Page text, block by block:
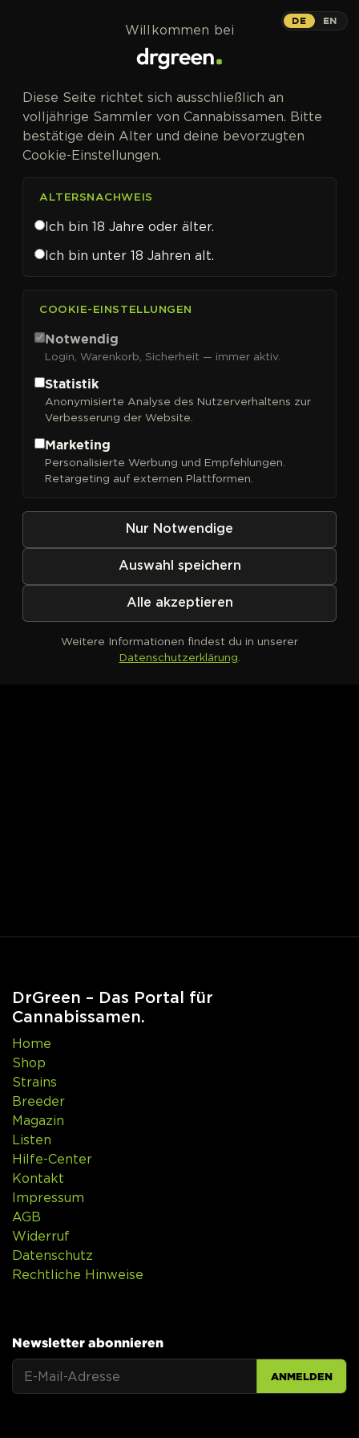
In House Genetics
Sortieren nach
Kein Produkt definiert
DrGreen – Das Portal für
Cannabissamen.
Home
Shop
Strains
Breeder
Magazin
Listen
Hilfe-Center
Kontakt
Impressum
AGB
Widerruf
Datenschutz
Rechtliche Hinweise
Newsletter abonnieren
ANMELDEN
DE EN
Willkommen bei
Diese Seite richtet sich ausschließlich an
volljährige Sammler von Cannabissamen. Bitte
bestätige dein Alter und deine bevorzugten
Cookie-Einstellungen.
ALTERSNACHWEIS
Ich bin 18 Jahre oder älter.
Ich bin unter 18 Jahren alt.
COOKIE-EINSTELLUNGEN
Notwendig
Login, Warenkorb, Sicherheit — immer aktiv.
Statistik
Anonymisierte Analyse des Nutzerverhaltens zur
Verbesserung der Website.
Marketing
Personalisierte Werbung und Empfehlungen.
Retargeting auf externen Plattformen.
Nur Notwendige
Auswahl speichern
Alle akzeptieren
Weitere Informationen findest du in unserer
Datenschutzerklärung